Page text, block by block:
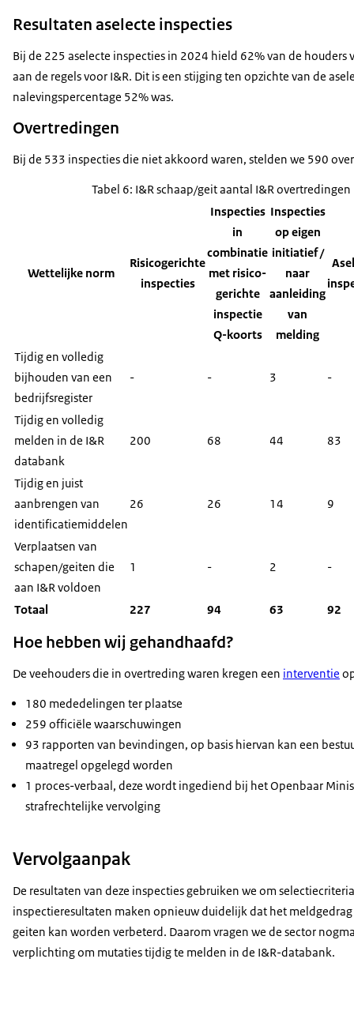
Resultaten aselecte inspecties
Bij de 225 aselecte inspecties in 2024 hield 62% van de houders
aan de regels voor I&R. Dit is een stijging ten opzichte van de
nalevingspercentage 52% was.
Overtredingen
Bij de 533 inspecties die niet akkoord waren, stelden we 590
Tabel 6: I&R schaap/geit aantal I&R
Wettelijke norm
Risicogerichte
inspecties
Inspecties
in
combinatie
met risico-
gerichte
inspectie
Q-koorts
Inspecties
op eigen
initiatief /
naar
aanleiding
van
melding
Tijdig en volledig
bijhouden van een
bedrijfsregister
- - 3 -
Tijdig en volledig
melden in de I&R
databank
200 68 44 83
Tijdig en juist
aanbrengen van
identificatiemiddelen
26 26 14 9
Verplaatsen van
schapen/geiten die
aan I&R voldoen
1 - 2 -
Totaal 227 94 63 92
Hoe hebben wij gehandhaafd?
De veehouders die in overtreding waren kregen een interventie
180 mededelingen ter plaatse
259 officiële waarschuwingen
93 rapporten van bevindingen, op basis hiervan kan een
maatregel opgelegd worden
1 proces-verbaal, deze wordt ingediend bij het Openbaar
strafrechtelijke vervolging
Vervolgaanpak
De resultaten van deze inspecties gebruiken we om
inspectieresultaten maken opnieuw duidelijk dat het
geiten kan worden verbeterd. Daarom vragen we de sector
verplichting om mutaties tijdig te melden in de I&R-databank.